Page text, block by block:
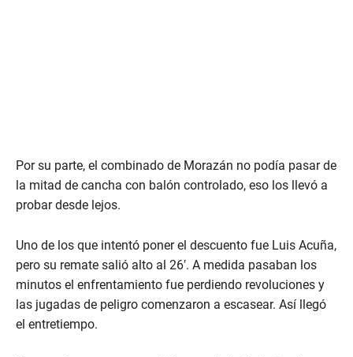
Por su parte, el combinado de Morazán no podía pasar de
la mitad de cancha con balón controlado, eso los llevó a
probar desde lejos.
Uno de los que intentó poner el descuento fue Luis Acuña,
pero su remate salió alto al 26′. A medida pasaban los
minutos el enfrentamiento fue perdiendo revoluciones y
las jugadas de peligro comenzaron a escasear. Así llegó
el entretiempo.